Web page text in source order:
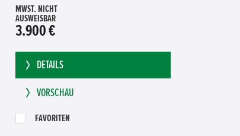
MWST. NICHT
AUSWEISBAR
3.900 €
DETAILS
VORSCHAU
FAVORITEN